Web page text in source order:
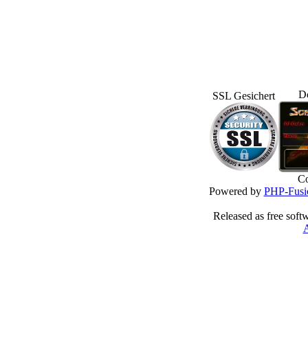
SSL Gesichert
Powered by PHP-
Released as free